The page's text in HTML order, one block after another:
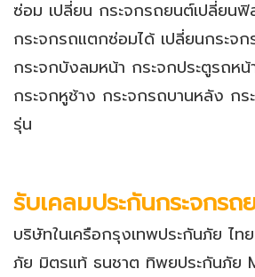
ซ่อม เปลี่ยน กระจกรถยนต์เปลี่ยน
กระจกรถแตกซ่อมได้ เปลี่ยนกระจ
กระจกบังลมหน้า กระจกประตูรถห
กระจกหูช้าง กระจกรถบานหลัง ก
รุ่น
รับเคลมประกันกระจกร
บริษัทในเครือกรุงเทพประกันภัย ไ
ภัย มิตรแท้ ธนชาต ทิพยประกันภัย